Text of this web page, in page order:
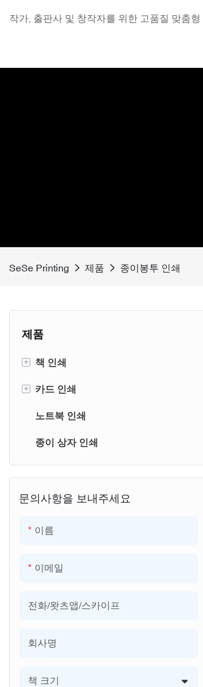
작가, 출판사 및 창작자를 위한 고품질 맞춤
SeSe Printing 제품 종이봉투 인쇄
제품
+ 책 인쇄
스프레이 엣지 북 프린팅
양장본 인쇄
어린이 책 인쇄
골판지 책 인쇄
페이퍼백 책 인쇄
소책자/브로슈어 인쇄
+ 카드 인쇄
카드 게임 인쇄
포커 카드 인쇄
플래시 카드 인쇄
노트북 인쇄
종이 상자 인쇄
문의사항을 보내주세요
이름
이메일
전화/왓츠앱/스카이프
회사명
책 크기